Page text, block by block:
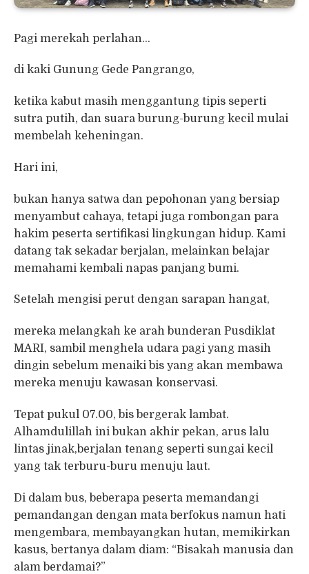
Pagi merekah perlahan…
di kaki Gunung Gede Pangrango,
ketika kabut masih menggantung tipis seperti
sutra putih, dan suara burung-burung kecil mulai
membelah keheningan.
Hari ini,
bukan hanya satwa dan pepohonan yang bersiap
menyambut cahaya, tetapi juga rombongan para
hakim peserta sertifikasi lingkungan hidup. Kami
datang tak sekadar berjalan, melainkan belajar
memahami kembali napas panjang bumi.
Setelah mengisi perut dengan sarapan hangat,
mereka melangkah ke arah bunderan Pusdiklat
MARI, sambil menghela udara pagi yang masih
dingin sebelum menaiki bis yang akan membawa
mereka menuju kawasan konservasi.
Tepat pukul 07.00, bis bergerak lambat.
Alhamdulillah ini bukan akhir pekan, arus lalu
lintas jinak,berjalan tenang seperti sungai kecil
yang tak terburu-buru menuju laut.
Di dalam bus, beberapa peserta memandangi
pemandangan dengan mata berfokus namun hati
mengembara, membayangkan hutan, memikirkan
kasus, bertanya dalam diam: “Bisakah manusia dan
alam berdamai?”